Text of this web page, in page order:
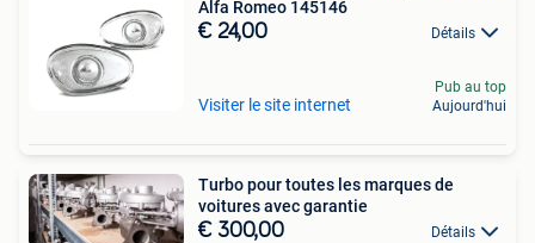
Alfa Romeo 145146
€ 24,00 Détails
Visiter le site internet
Pub au top
Aujourd'hui
Turbo pour toutes les marques de
voitures avec garantie
€ 300,00 Détails